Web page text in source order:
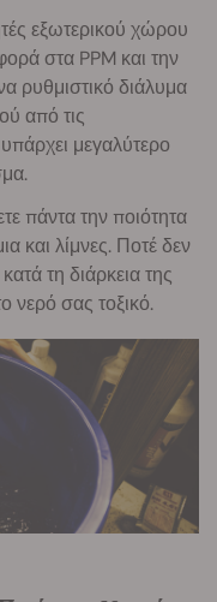
εξωτερικού χώρου
στα PPM και την
ρυθμιστικό διάλυμα
από τις
μεγαλύτερο
πάντα την ποιότητα
και λίμνες. Ποτέ δεν
τη διάρκεια της
νερό σας τοξικό.